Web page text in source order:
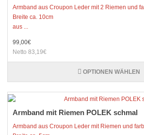
Armband aus Croupon Leder mit 2 Riemen und
Breite ca. 10cm
aus ...
99,00€
Netto 83,19€
OPTIONEN WÄHLEN
Armband mit Riemen POLEK schmal
Armband aus Croupon Leder mit Riemen und